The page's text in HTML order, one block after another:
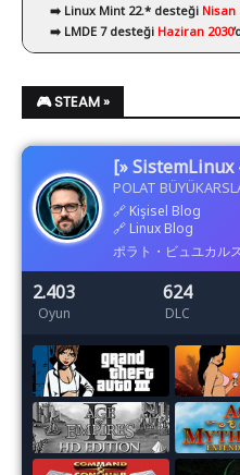
➡️ Linux Mint 22.* desteği Nisan
➡️ LMDE 7 desteği Haziran 2030
🎮 STEAM »
[» SistemLinux
POLAT
🔗 Kişisel Blog
🔗 Linux Blog
ポラト・ビュユカル
2.403
Oyun
624
DLC